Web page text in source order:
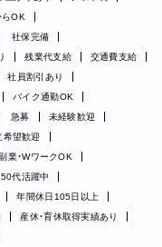
らOK
社保完備
残業代支給
交通費支給
社員割引あり
バイク通勤OK
急募
未経験歓迎
希望歓迎
業・WワークOK
50代活躍中
年間休日105日以上
産休・育休取得実績あり